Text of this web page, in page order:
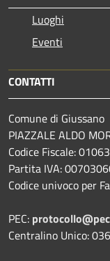
Luoghi
Eventi
CONTATTI
Comune di Giussano
PIAZZALE ALDO
Codice Fiscale:
Partita IVA:
Codice univoco per
PEC:
Centralino Unico: